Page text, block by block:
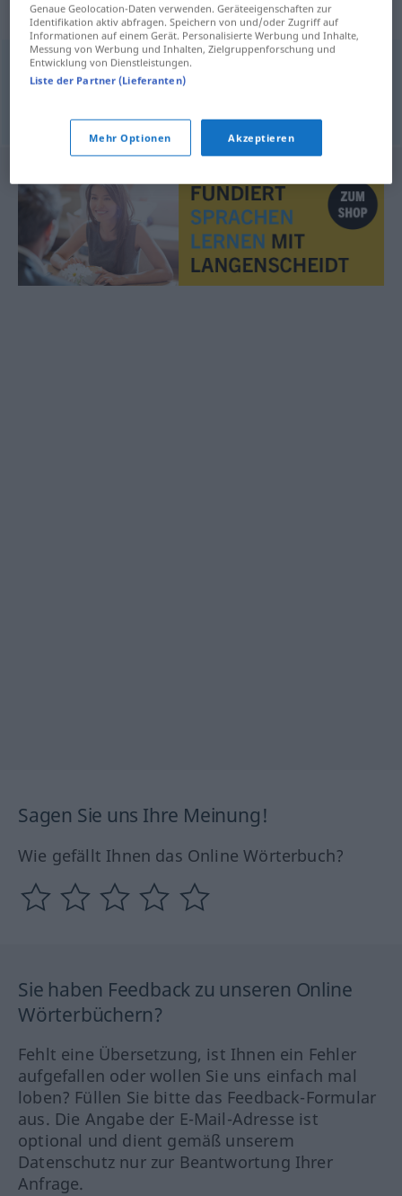
Synonyme für "vielerlei"
allerhand,mancherlei,mehrere
© OpenThesaurus.de
Sagen Sie uns Ihre Meinung!
Wie gefällt Ihnen das Online Wörterbuch?
Sie haben Feedback zu unseren Online
Wörterbüchern?
Fehlt eine Übersetzung, ist Ihnen ein Fehler
aufgefallen oder wollen Sie uns einfach mal
loben? Füllen Sie bitte das Feedback-Formular
aus. Die Angabe der E-Mail-Adresse ist
optional und dient gemäß unserem
Datenschutz nur zur Beantwortung Ihrer
Anfrage.
Genaue Geolocation-Daten verwenden. Geräteeigenschaften zur
Identifikation aktiv abfragen. Speichern von und/oder Zugriff auf
Informationen auf einem Gerät. Personalisierte Werbung und Inhalte,
Messung von Werbung und Inhalten, Zielgruppenforschung und
Entwicklung von Dienstleistungen.
Liste der Partner (Lieferanten)
Mehr Optionen Akzeptieren